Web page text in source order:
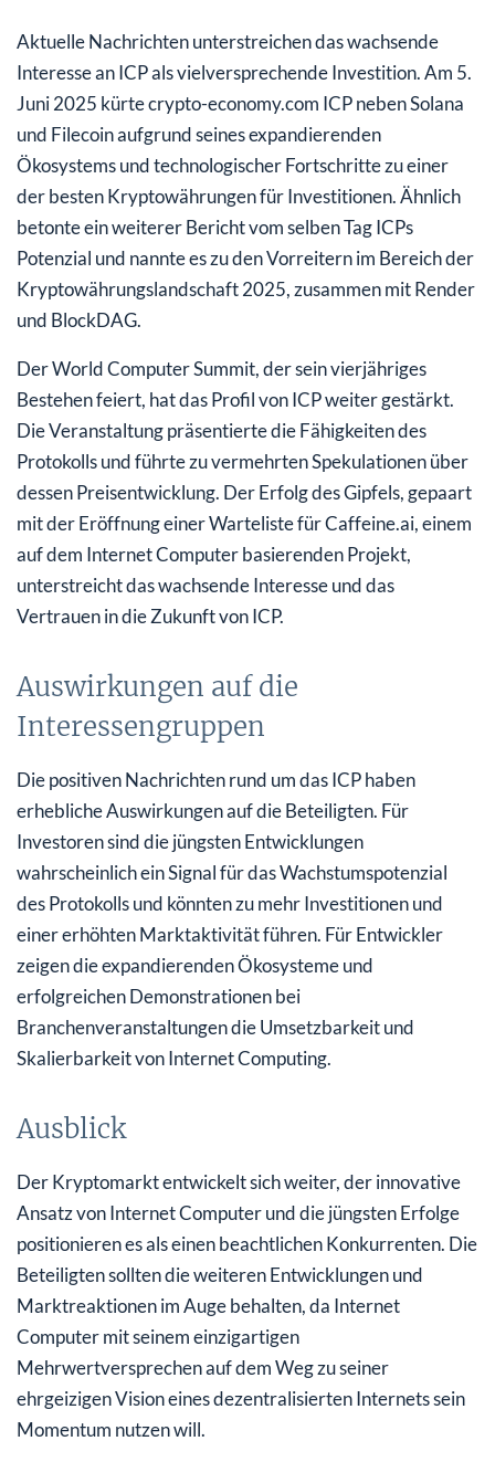
Aktuelle Nachrichten unterstreichen das wachsende
Interesse an ICP als vielversprechende Investition. Am 5.
Juni 2025 kürte crypto-economy.com ICP neben Solana
und Filecoin aufgrund seines expandierenden
Ökosystems und technologischer Fortschritte zu einer
der besten Kryptowährungen für Investitionen. Ähnlich
betonte ein weiterer Bericht vom selben Tag ICPs
Potenzial und nannte es zu den Vorreitern im Bereich der
Kryptowährungslandschaft 2025, zusammen mit Render
und BlockDAG.
Der World Computer Summit, der sein vierjähriges
Bestehen feiert, hat das Profil von ICP weiter gestärkt.
Die Veranstaltung präsentierte die Fähigkeiten des
Protokolls und führte zu vermehrten Spekulationen über
dessen Preisentwicklung. Der Erfolg des Gipfels, gepaart
mit der Eröffnung einer Warteliste für Caffeine.ai, einem
auf dem Internet Computer basierenden Projekt,
unterstreicht das wachsende Interesse und das
Vertrauen in die Zukunft von ICP.
Auswirkungen auf die
Interessengruppen
Die positiven Nachrichten rund um das ICP haben
erhebliche Auswirkungen auf die Beteiligten. Für
Investoren sind die jüngsten Entwicklungen
wahrscheinlich ein Signal für das Wachstumspotenzial
des Protokolls und könnten zu mehr Investitionen und
einer erhöhten Marktaktivität führen. Für Entwickler
zeigen die expandierenden Ökosysteme und
erfolgreichen Demonstrationen bei
Branchenveranstaltungen die Umsetzbarkeit und
Skalierbarkeit von Internet Computing.
Ausblick
Der Kryptomarkt entwickelt sich weiter, der innovative
Ansatz von Internet Computer und die jüngsten Erfolge
positionieren es als einen beachtlichen Konkurrenten. Die
Beteiligten sollten die weiteren Entwicklungen und
Marktreaktionen im Auge behalten, da Internet
Computer mit seinem einzigartigen
Mehrwertversprechen auf dem Weg zu seiner
ehrgeizigen Vision eines dezentralisierten Internets sein
Momentum nutzen will.